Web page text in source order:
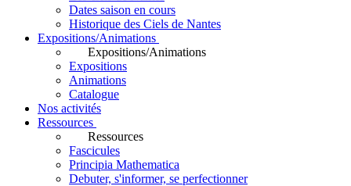
Dates saison en cours
Historique des Ciels de Nantes
Expositions/Animations
Expositions/Animations
Expositions
Animations
Catalogue
Nos activités
Ressources
Ressources
Fascicules
Principia Mathematica
Debuter, s'informer, se perfectionner